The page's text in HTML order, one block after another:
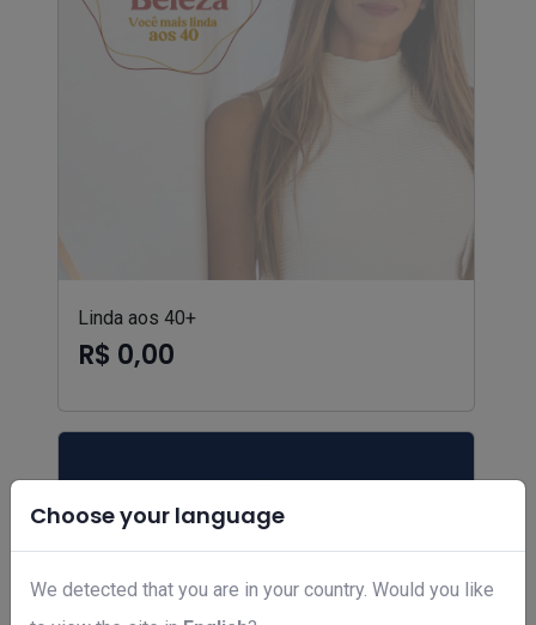
Choose your language
We detected that you are in your country. Would you like
Linda aos 40+
R$ 0,00